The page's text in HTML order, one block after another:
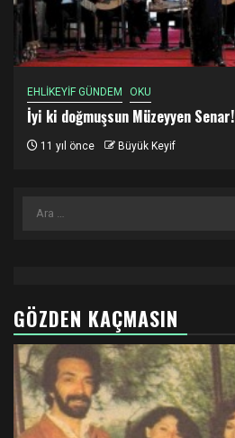
EHLİKEYİF GÜNDEM OKU
İyi ki doğmuşsun Müzeyyen Senar!
11 yıl önce Büyük Keyif
Arama:
GÖZDEN KAÇMASIN